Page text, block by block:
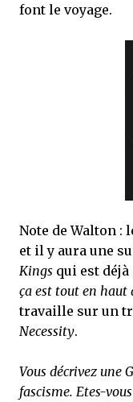
font le voyage.
Note de Walton :
et il y aura une
Kings qui est
ça est tout en haut
travaille sur un
Necessity.
Vous décrivez une
fascisme. Etes-